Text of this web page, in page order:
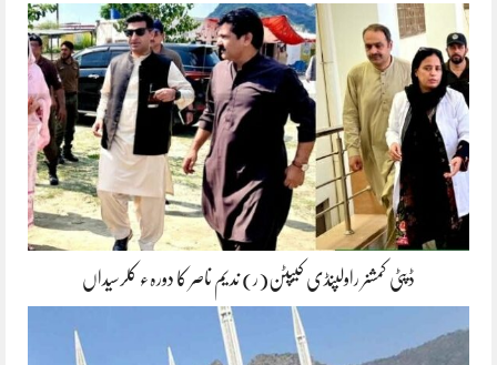
ڈپٹی کمشنر راولپنڈی کیپٹن(ر) ندیم ناصر کا دورہء کلرسیداں